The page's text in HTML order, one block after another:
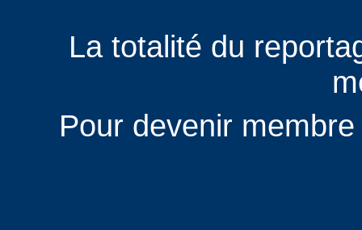
La totalité du
Pour devenir